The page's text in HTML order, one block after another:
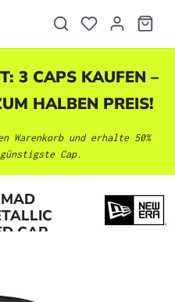
3 CAPS KAUFEN –
HALBEN PREIS!
Warenkorb und erhalte 50%
Cap.
CAP